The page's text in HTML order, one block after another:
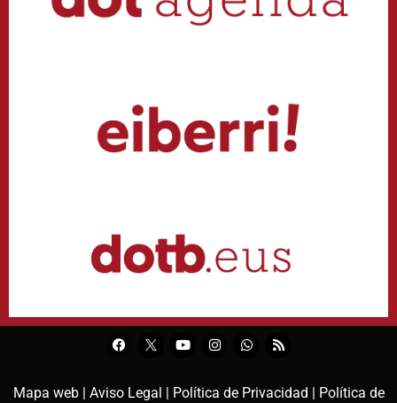
Mapa web | Aviso Legal | Política de Privacidad | Política de